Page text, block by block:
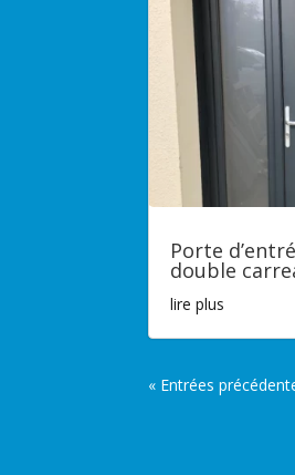
Porte
double
lire plus
« Entrées